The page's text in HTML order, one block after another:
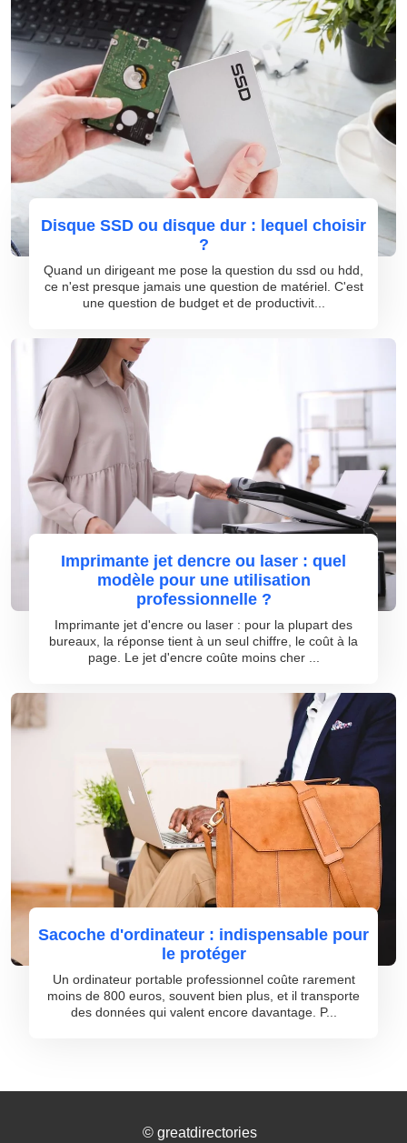
Disque SSD ou disque dur : lequel choisir
?
Quand un dirigeant me pose la question du ssd ou hdd,
ce n'est presque jamais une question de matériel. C'est
une question de budget et de productivit...
Imprimante jet dencre ou laser : quel
modèle pour une utilisation
professionnelle ?
Imprimante jet d'encre ou laser : pour la plupart des
bureaux, la réponse tient à un seul chiffre, le coût à la
page. Le jet d'encre coûte moins cher ...
Sacoche d'ordinateur : indispensable pour
le protéger
Un ordinateur portable professionnel coûte rarement
moins de 800 euros, souvent bien plus, et il transporte
des données qui valent encore davantage. P...
© greatdirectories